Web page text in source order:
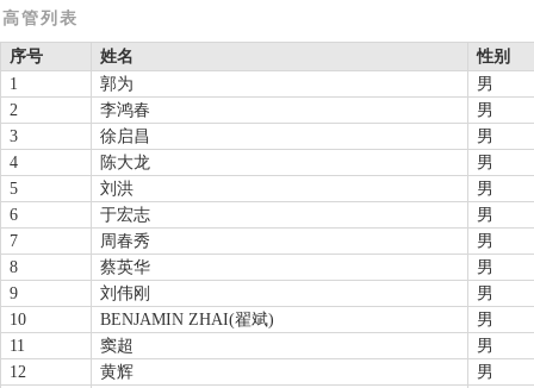
高管列表
序号 姓名
性别
1
郭为
男
2
李鸿春
男
3
徐启昌
男
4
陈大龙
男
5
刘洪
男
6
于宏志
男
7
周春秀
男
8
蔡英华
男
9
刘伟刚
男
10
BENJAMIN ZHAI(翟斌)
男
11
窦超
男
12
黄辉
男